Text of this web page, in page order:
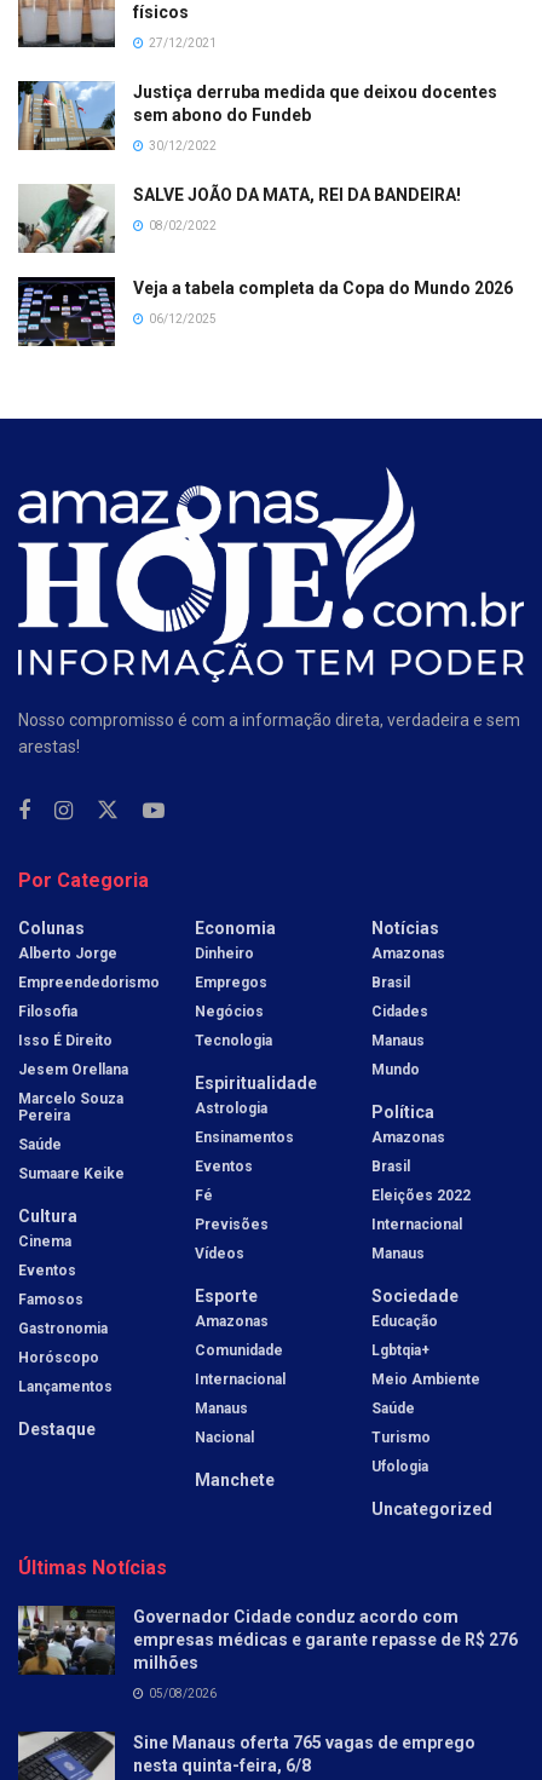
físicos
27/12/2021
Justiça derruba medida que deixou docentes
sem abono do Fundeb
30/12/2022
SALVE JOÃO DA MATA, REI DA BANDEIRA!
08/02/2022
Veja a tabela completa da Copa do Mundo 2026
06/12/2025
Nosso compromisso é com a informação direta, verdadeira e sem
arestas!
Por Categoria
Colunas
Alberto Jorge
Empreendedorismo
Filosofia
Isso É Direito
Jesem Orellana
Marcelo Souza
Pereira
Saúde
Sumaare Keike
Cultura
Cinema
Eventos
Famosos
Gastronomia
Horóscopo
Lançamentos
Destaque
Economia
Dinheiro
Empregos
Negócios
Tecnologia
Espiritualidade
Astrologia
Ensinamentos
Eventos
Fé
Previsões
Vídeos
Esporte
Amazonas
Comunidade
Internacional
Manaus
Nacional
Manchete
Notícias
Amazonas
Brasil
Cidades
Manaus
Mundo
Política
Amazonas
Brasil
Eleições 2022
Internacional
Manaus
Sociedade
Educação
Lgbtqia+
Meio Ambiente
Saúde
Turismo
Ufologia
Uncategorized
Últimas Notícias
Governador Cidade conduz acordo com
empresas médicas e garante repasse de R$ 276
milhões
05/08/2026
Sine Manaus oferta 765 vagas de emprego
nesta quinta-feira, 6/8